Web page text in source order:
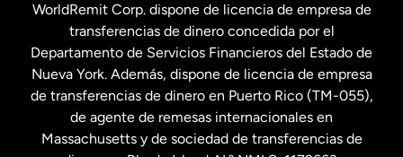
Suecia
WorldRemit Corp. dispone de licencia de empresa de
transferencias de dinero concedida por el
Departamento de Servicios Financieros del Estado de
Nueva York. Además, dispone de licencia de empresa
de transferencias de dinero en Puerto Rico (TM-055),
de agente de remesas internacionales en
Massachusetts y de sociedad de transferencias de